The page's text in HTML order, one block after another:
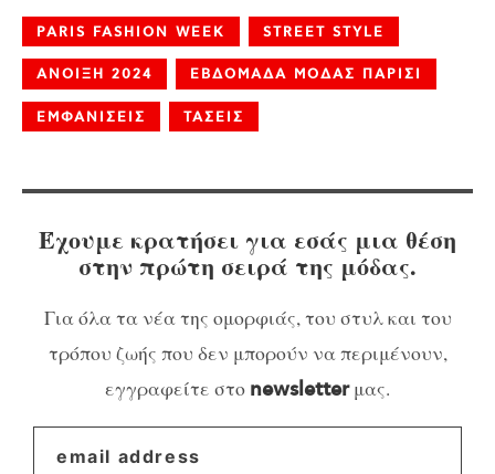
PARIS FASHION WEEK STREET STYLE
ΑΝΟΙΞΗ 2024 ΕΒΔΟΜΑΔΑ ΜΟΔΑΣ ΠΑΡΙΣΙ
ΕΜΦΑΝΙΣΕΙΣ ΤΑΣΕΙΣ
Έχουμε κρατήσει για εσάς μια θέση
στην πρώτη σειρά της μόδας.
Για όλα τα νέα της ομορφιάς, του στυλ και του
τρόπου ζωής που δεν μπορούν να περιμένουν,
εγγραφείτε στο newsletterμας.